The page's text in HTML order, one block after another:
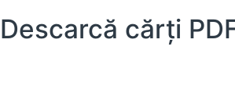
Descarcă cărți